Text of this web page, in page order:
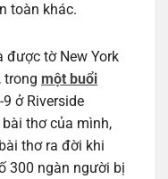
toàn khác.
được tờ New York
trong một buổi
ở Riverside
bài thơ của mình,
thơ ra đời khi
300 ngàn người bị